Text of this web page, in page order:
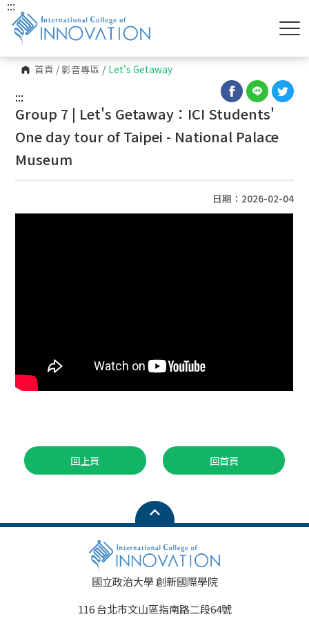
首頁 / 影音專區 / Let's Getaway
:::
:::
Group 7 | Let's Getaway：ICI Students'
One day tour of Taipei - National Palace
Museum
日期：2026-02-04
回上頁 回首頁
國立政治大學 創新國際學院
116 台北市文山區指南路二段64號